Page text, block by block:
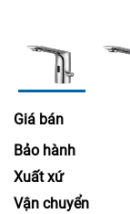
Giá bán
Bảo hành
Xuất xứ
Vận chuyển